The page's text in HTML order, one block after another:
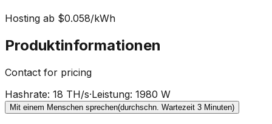
Hosting ab $0.058/kWh
Produktinformationen
Contact for pricing
Hashrate: 18 TH/s·Leistung: 1980 W
Mit einem Menschen sprechen(durchschn. Wartezeit 3 Minuten)